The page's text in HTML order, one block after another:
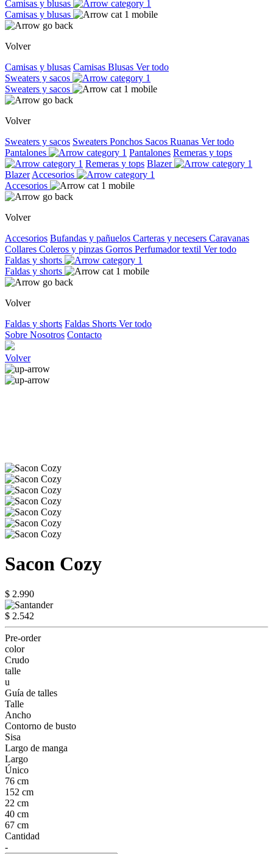
Camisas y blusas
Camisas y blusas
Volver
Camisas y blusas Camisas Blusas Ver todo
Sweaters y sacos
Sweaters y sacos
Volver
Sweaters y sacos Sweaters Ponchos Sacos Ruanas Ver todo
Pantalones
Pantalones Remeras y tops
Remeras y tops Blazer
Blazer Accesorios
Accesorios
Volver
Accesorios Bufandas y pañuelos Carteras y necesers Caravanas
Collares Coleros y pinzas Gorros Perfumador textil Ver todo
Faldas y shorts
Faldas y shorts
Volver
Faldas y shorts Faldas Shorts Ver todo
Sobre Nosotros Contacto
Volver
Sacon Cozy
$ 2.990
$ 2.542
Pre-order
color
Crudo
talle
u
Guía de talles
Talle
Ancho
Contorno de busto
Sisa
Largo de manga
Largo
Único
76 cm
152 cm
22 cm
40 cm
67 cm
Cantidad
-